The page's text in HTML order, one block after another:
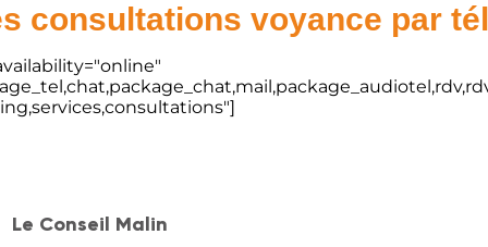
consultations voyance par
Le Conseil Malin